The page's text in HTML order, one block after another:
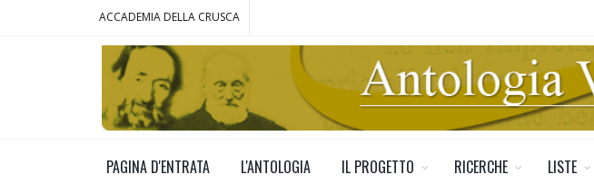
ACCADEMIA DELLA CRUSCA
PAGINA D'ENTRATA L'ANTOLOGIA IL PROGETTO RICERCHE LISTE